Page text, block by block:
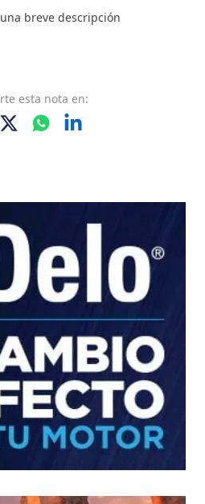
breve descripción
esta nota en: